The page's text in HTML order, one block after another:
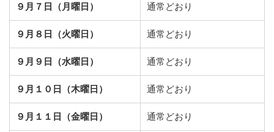
９月７日（月曜日） 通常どおり
９月８日（火曜日） 通常どおり
９月９日（水曜日） 通常どおり
９月１０日（木曜日） 通常どおり
９月１１日（金曜日） 通常どおり